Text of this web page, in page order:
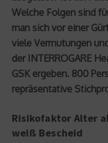
Welche Folgen sind
man sich vor einer
viele Vermutungen
der INTERROGARE
GSK ergeben. 800
repräsentative
Risikofaktor Alter
weiß Bescheid